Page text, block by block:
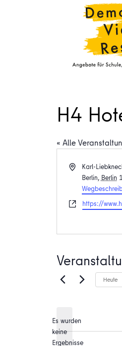
H4
« Alle
Adresse
Karl-
Berlin, Berlin
Webseite
https://
Hinweis
Es wurden
keine
Ergebnisse
Heute